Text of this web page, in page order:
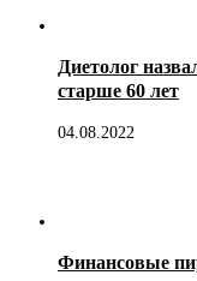
Диетолог
старше 60 лет
04.08.2022
Финансовые